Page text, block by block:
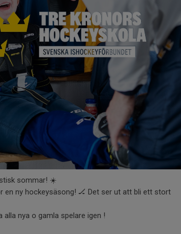
sommar! ☀️
en ny hockeysäsong! 🏒 Det ser ut att bli ett stort
nya o gamla spelare igen !